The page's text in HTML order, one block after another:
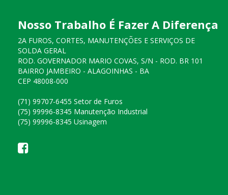
Nosso Trabalho É Fazer A Diferença
2A FUROS, CORTES, MANUTENÇÕES E SERVIÇOS DE
SOLDA GERAL
ROD. GOVERNADOR MARIO COVAS, S/N - ROD. BR 101
BAIRRO JAMBEIRO - ALAGOINHAS - BA
CEP 48008-000
(71) 99707-6455 Setor de Furos
(75) 99996-8345 Manutenção Industrial
(75) 99996-8345 Usinagem